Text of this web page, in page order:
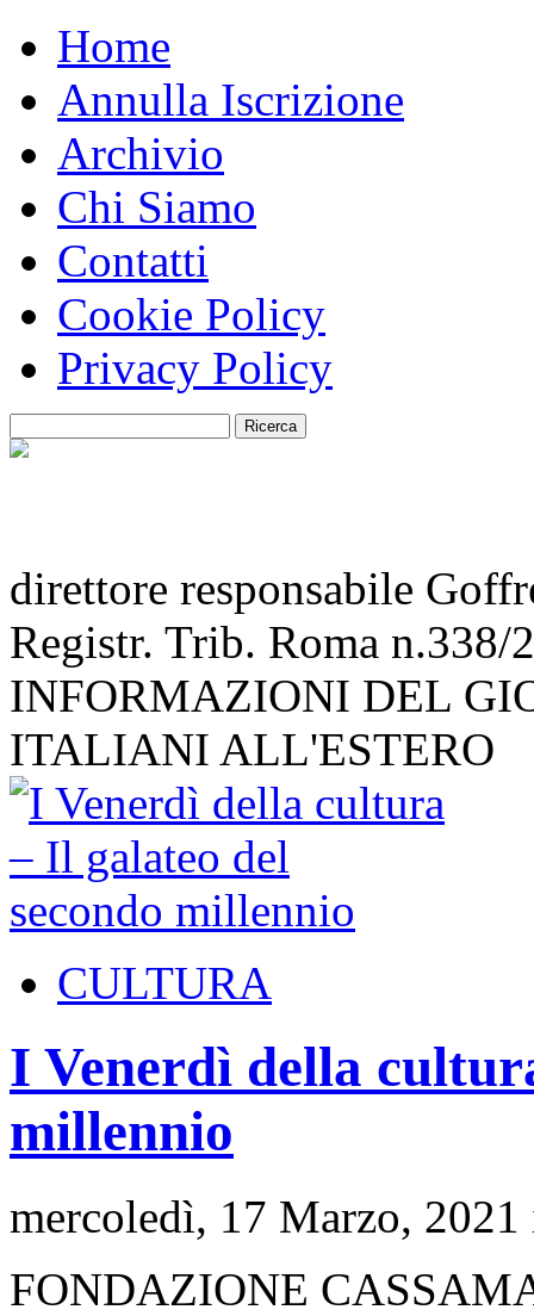
Home
Annulla Iscrizione
Archivio
Chi Siamo
Contatti
Cookie Policy
Privacy Policy
direttore responsabile
Registr. Trib. Roma n.338/
INFORMAZIONI DEL
ITALIANI ALL'ESTERO
CULTURA
I Venerdì della
millennio
mercoledì, 17 Marzo,
FONDAZIONE